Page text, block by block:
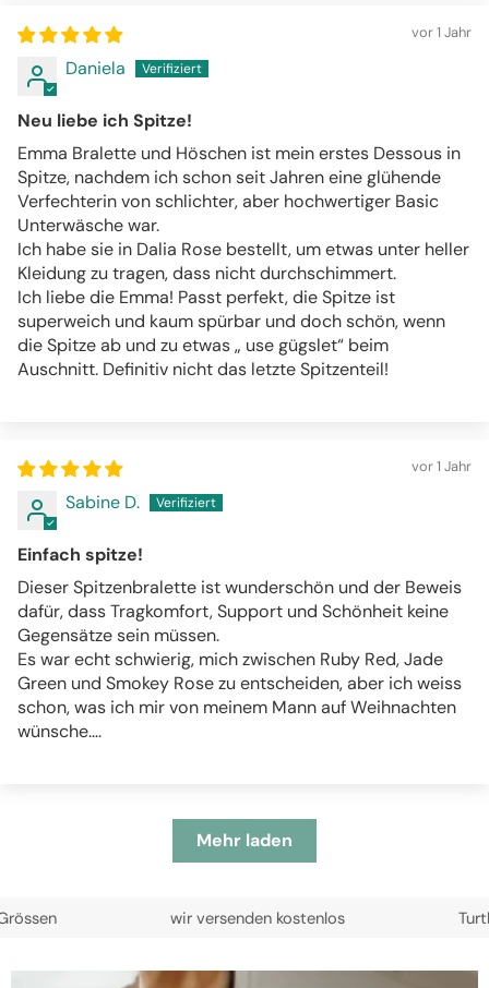
vor 1 Jahr
Daniela
Neu liebe ich Spitze!
Emma Bralette und Höschen ist mein erstes Dessous in
Spitze, nachdem ich schon seit Jahren eine glühende
Verfechterin von schlichter, aber hochwertiger Basic
Unterwäsche war.
Ich habe sie in Dalia Rose bestellt, um etwas unter heller
Kleidung zu tragen, dass nicht durchschimmert.
Ich liebe die Emma! Passt perfekt, die Spitze ist
superweich und kaum spürbar und doch schön, wenn
die Spitze ab und zu etwas „ use gügslet“ beim
Auschnitt. Definitiv nicht das letzte Spitzenteil!
vor 1 Jahr
Sabine D.
Einfach spitze!
Dieser Spitzenbralette ist wunderschön und der Beweis
dafür, dass Tragkomfort, Support und Schönheit keine
Gegensätze sein müssen.
Es war echt schwierig, mich zwischen Ruby Red, Jade
Green und Smokey Rose zu entscheiden, aber ich weiss
schon, was ich mir von meinem Mann auf Weihnachten
wünsche….
Mehr laden
wir versenden kostenlos Turtleneck